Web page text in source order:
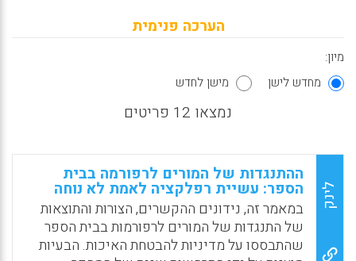
הערכה פנימית
מיון:
מחדש לישן
מישן לחדש
נמצאו 12 פריטים
לינק
ההתנגדות של המורים לרפורמה בבית
הספר: עשיית רפלקציה לאמת לא נוחה
במאמר זה, נידונים ההקשרים, הצורות והתוצאות
של התנגדות של המורים לרפורמות בבית הספר
שהתבססו על מדיניות להבטחת האיכות. הבעיות